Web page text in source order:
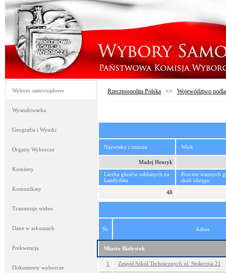
Wybory samorządowe
Wyszukiwarka
Geografia i Wyniki
Organy Wyborcze
Komitety
Komunikaty
Transmisje wideo
Dane w arkuszach
Frekwencja
Dokumenty wyborcze
Rzeczpospolita Polska >> Województwo
Nazwisko i imiona Wiek
Madej Henryk
Liczba głosów oddanych na
kandydata
Procent ważnych
skali okręgu
48
Nr Adres
Miasto Białystok
1 Zespół Szkół Technicznych ul. Stołeczna 21